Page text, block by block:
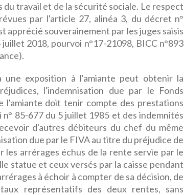
travail et de la sécurité sociale. Le respect
par l'article 27, alinéa 3, du décret n°
apprécié souverainement par les juges saisis
2018, pourvoi n°17-21098, BICC n°893
une exposition à l'amiante peut obtenir la
l'indemnisation due par le Fonds
l'amiante doit tenir compte des prestations
85-677 du 5 juillet 1985 et des indemnités
d'autres débiteurs du chef du même
due par le FIVA au titre du préjudice de
arrérages échus de la rente servie par le
statue et ceux versés par la caisse pendant
à échoir à compter de sa décision, de
représentatifs des deux rentes, sans